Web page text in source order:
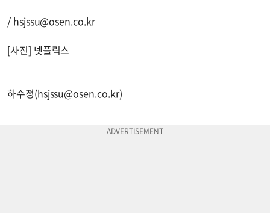
/ hsjssu@osen.co.kr
[사진] 넷플릭스
하수정(hsjssu@osen.co.kr)